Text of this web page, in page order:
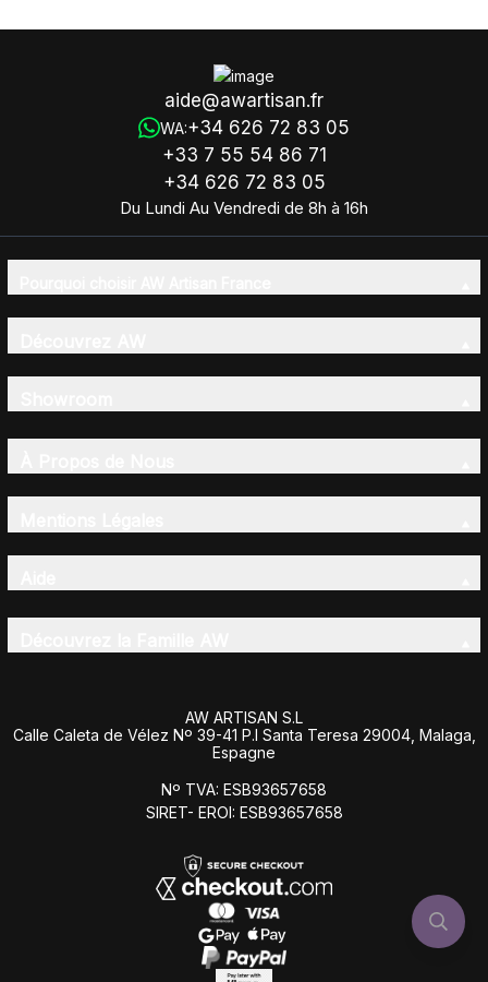
aide@awartisan.fr
WA:+34 626 72 83 05
+33 7 55 54 86 71
+34 626 72 83 05
Du Lundi Au Vendredi de 8h à 16h
AW ARTISAN S.L
Calle Caleta de Vélez Nº 39-41 P.I Santa Teresa 29004, Malaga,
Espagne
Nº TVA: ESB93657658
SIRET- EROI: ESB93657658